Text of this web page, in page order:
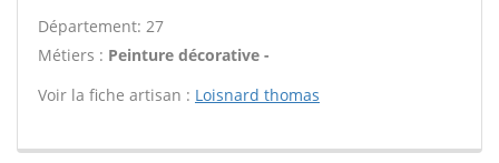
Département: 27
Métiers : Peinture décorative -
Voir la fiche artisan : Loisnard thomas